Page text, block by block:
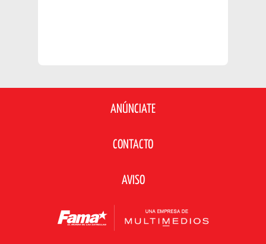
ANÚNCIATE
CONTACTO
AVISO